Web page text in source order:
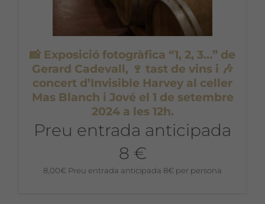
📸 Exposició fotogràfica “1, 2, 3…” de
Gerard Cadevall, 🍷 tast de vins i 🎶
concert d’Invisible Harvey al celler
Mas Blanch i Jové el 1 de setembre
2024 a les 12h.
Preu entrada anticipada
8 €
8,00€ Preu entrada anticipada 8€ per persona